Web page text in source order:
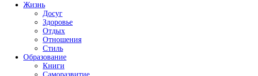
Жизнь
Досуг
Здоровье
Отдых
Отношения
Стиль
Образование
Книги